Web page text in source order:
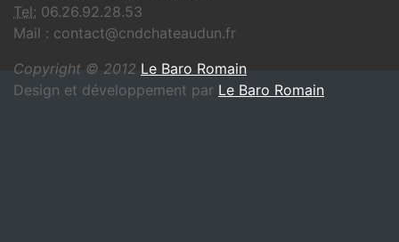
Tel: 06.26.92.28.53
Mail : contact@cndchateaudun.fr
Copyright © 2012 Le Baro Romain
Design et développement par Le Baro Romain